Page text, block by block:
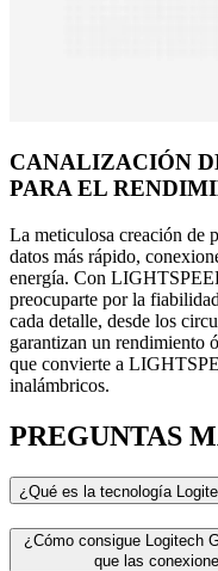
CANALIZACIÓN
PARA EL
La meticulosa creación de
datos más rápido,
energía. Con
preocuparte por la
cada detalle, desde los
garantizan un rendimiento
que convierte a
inalámbricos.
PREGUNTAS
¿Qué es la tecnología
¿Cómo consigue Logitech
que las